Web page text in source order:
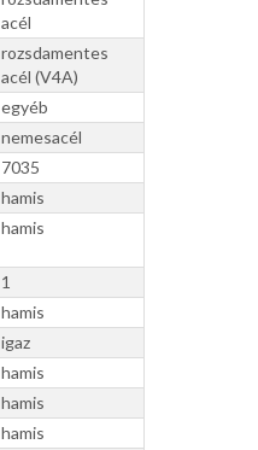
acél
rozsdamentes
acél (V4A)
egyéb
nemesacél
7035
hamis
hamis
1
hamis
igaz
hamis
hamis
hamis